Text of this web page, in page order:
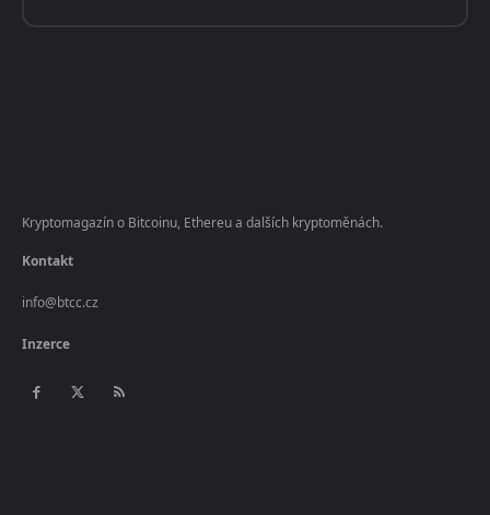
Kryptomagazín o Bitcoinu, Ethereu a dalších kryptoměnách.
Kontakt
info@btcc.cz
Inzerce